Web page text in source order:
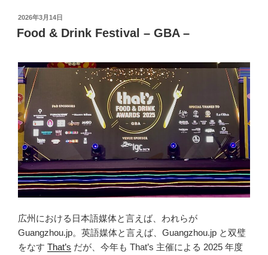
投
稿
日:
2026年3月14日
Food & Drink Festival – GBA –
広州における日本語媒体と言えば、われらが
Guangzhou.jp。英語媒体と言えば、Guangzhou.jp と双璧
をなす That’s だが、今年も That’s 主催による 2025 年度